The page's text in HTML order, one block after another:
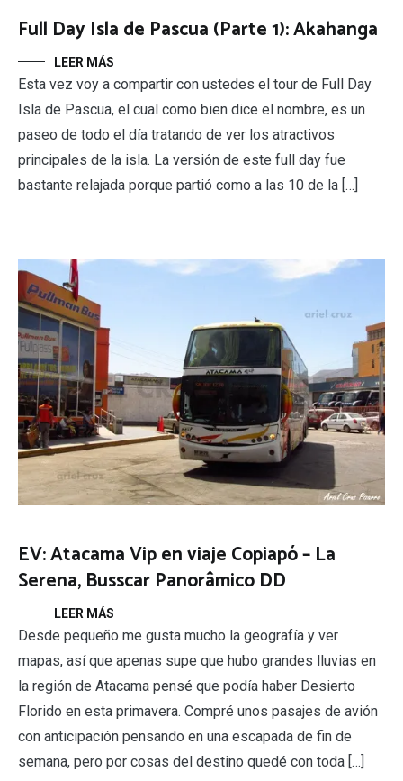
Full Day Isla de Pascua (Parte 1): Akahanga
LEER MÁS
Esta vez voy a compartir con ustedes el tour de Full Day
Isla de Pascua, el cual como bien dice el nombre, es un
paseo de todo el día tratando de ver los atractivos
principales de la isla. La versión de este full day fue
bastante relajada porque partió como a las 10 de la […]
EV: Atacama Vip en viaje Copiapó – La
Serena, Busscar Panorâmico DD
LEER MÁS
Desde pequeño me gusta mucho la geografía y ver
mapas, así que apenas supe que hubo grandes lluvias en
la región de Atacama pensé que podía haber Desierto
Florido en esta primavera. Compré unos pasajes de avión
con anticipación pensando en una escapada de fin de
semana, pero por cosas del destino quedé con toda […]